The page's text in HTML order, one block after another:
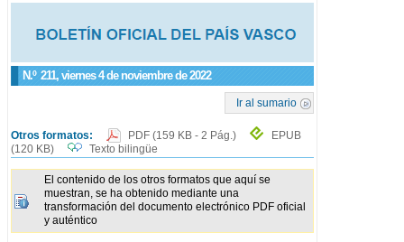
N.º 211, viernes 4 de noviembre de 2022
Ir al sumario
Otros formatos: PDF (159 KB - 2 Pág.)
EPUB
(120 KB)
Texto bilingüe
El contenido de los otros formatos que aquí se
muestran, se ha obtenido mediante una
transformación del documento electrónico PDF oficial
y auténtico